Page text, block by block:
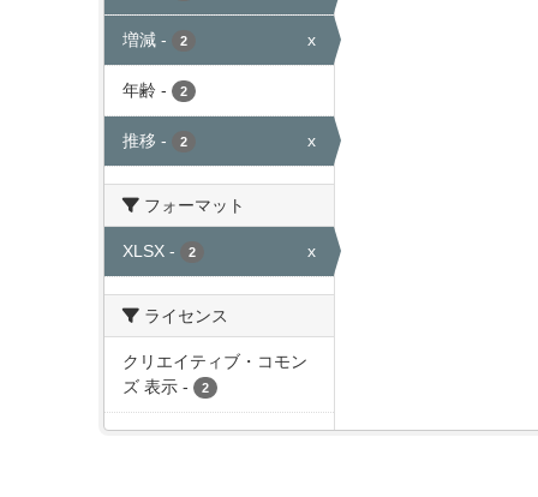
増減 - 2 x
年齢 - 2
推移 - 2 x
フォーマット
XLSX - 2 x
ライセンス
クリエイティブ・コモン
ズ 表示 - 2